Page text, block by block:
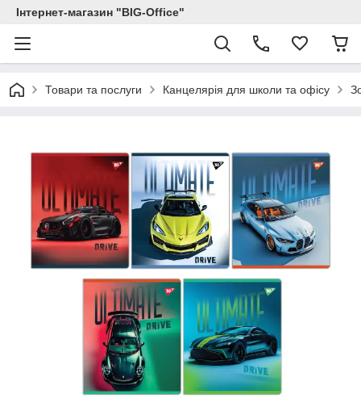
Інтернет-магазин "BIG-Office"
Товари та послуги Канцелярія для школи та офісу